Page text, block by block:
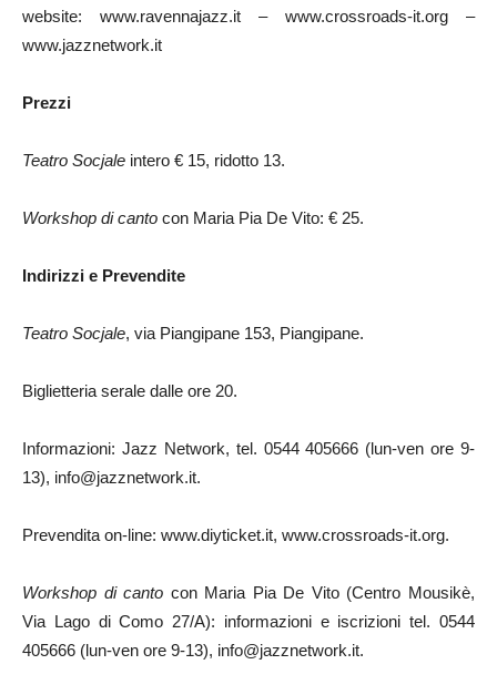
website: www.ravennajazz.it – www.crossroads-it.org –
www.jazznetwork.it
Prezzi
Teatro Socjale intero € 15, ridotto 13.
Workshop di canto con Maria Pia De Vito: € 25.
Indirizzi e Prevendite
Teatro Socjale, via Piangipane 153, Piangipane.
Biglietteria serale dalle ore 20.
Informazioni: Jazz Network, tel. 0544 405666 (lun-ven ore 9-
13), info@jazznetwork.it.
Prevendita on-line: www.diyticket.it, www.crossroads-it.org.
Workshop di canto con Maria Pia De Vito (Centro Mousikè,
Via Lago di Como 27/A): informazioni e iscrizioni tel. 0544
405666 (lun-ven ore 9-13), info@jazznetwork.it.